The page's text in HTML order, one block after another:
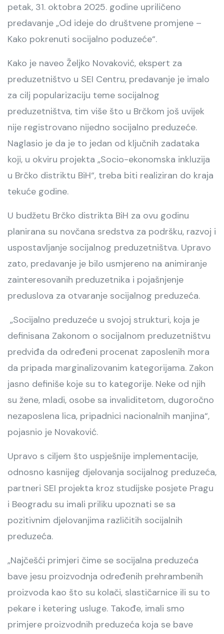
petak, 31. oktobra 2025. godine upriličeno
predavanje „Od ideje do društvene promjene –
Kako pokrenuti socijalno poduzeće“.
Kako je naveo Željko Novaković, ekspert za
preduzetništvo u SEI Centru, predavanje je imalo
za cilj popularizaciju teme socijalnog
preduzetništva, tim više što u Brčkom još uvijek
nije registrovano nijedno socijalno preduzeće.
Naglasio je da je to jedan od ključnih zadataka
koji, u okviru projekta „Socio-ekonomska inkluzija
u Brčko distriktu BiH“, treba biti realiziran do kraja
tekuće godine.
U budžetu Brčko distrikta BiH za ovu godinu
planirana su novčana sredstva za podršku, razvoj i
uspostavljanje socijalnog preduzetništva. Upravo
zato, predavanje je bilo usmjereno na animiranje
zainteresovanih preduzetnika i pojašnjenje
preduslova za otvaranje socijalnog preduzeća.
„Socijalno preduzeće u svojoj strukturi, koja je
definisana Zakonom o socijalnom preduzetništvu
predviđa da određeni procenat zaposlenih mora
da pripada marginalizovanim kategorijama. Zakon
jasno definiše koje su to kategorije. Neke od njih
su žene, mladi, osobe sa invaliditetom, dugoročno
nezaposlena lica, pripadnici nacionalnih manjina“,
pojasnio je Novaković.
Upravo s ciljem što uspješnije implementacije,
odnosno kasnijeg djelovanja socijalnog preduzeća,
partneri SEI projekta kroz studijske posjete Pragu
i Beogradu su imali priliku upoznati se sa
pozitivnim djelovanjima različitih socijalnih
preduzeća.
„Najčešći primjeri čime se socijalna preduzeća
bave jesu proizvodnja određenih prehrambenih
proizvoda kao što su kolači, slastičarnice ili su to
pekare i ketering usluge. Takođe, imali smo
primjere proizvodnih preduzeća koja se bave